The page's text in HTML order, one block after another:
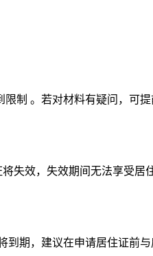
制 。若对材料有疑问，可
失效，失效期间无法享受居
期，建议在申请居住证前